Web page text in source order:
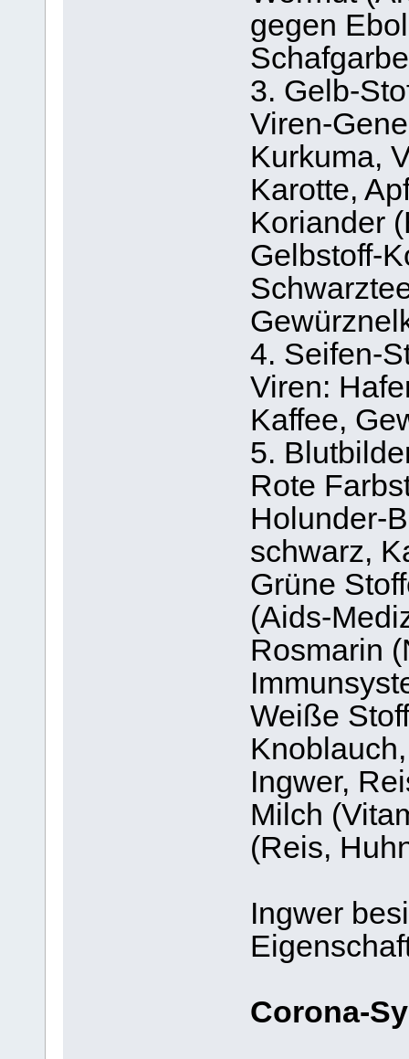
gegen
3. Gelb-
Viren-
Kurkuma,
Karotte,
Koriander
Gelbstoff-
4. Seifen-
Viren:
Kaffee,
5.
Rote
Holunder-
schwarz,
Grüne
(Aids-
Rosmarin
Weiße
Ingwer,
Milch
(Reis,
Ingwer
Corona-